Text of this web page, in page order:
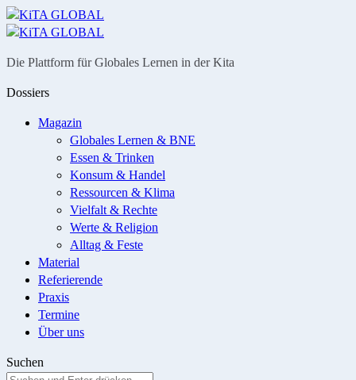
Menü
Suche
Die Plattform für Globales Lernen in der Kita
Dossiers
Magazin
Globales Lernen & BNE
Essen & Trinken
Konsum & Handel
Ressourcen & Klima
Vielfalt & Rechte
Werte & Religion
Alltag & Feste
Material
Referierende
Praxis
Termine
Über uns
Suchen